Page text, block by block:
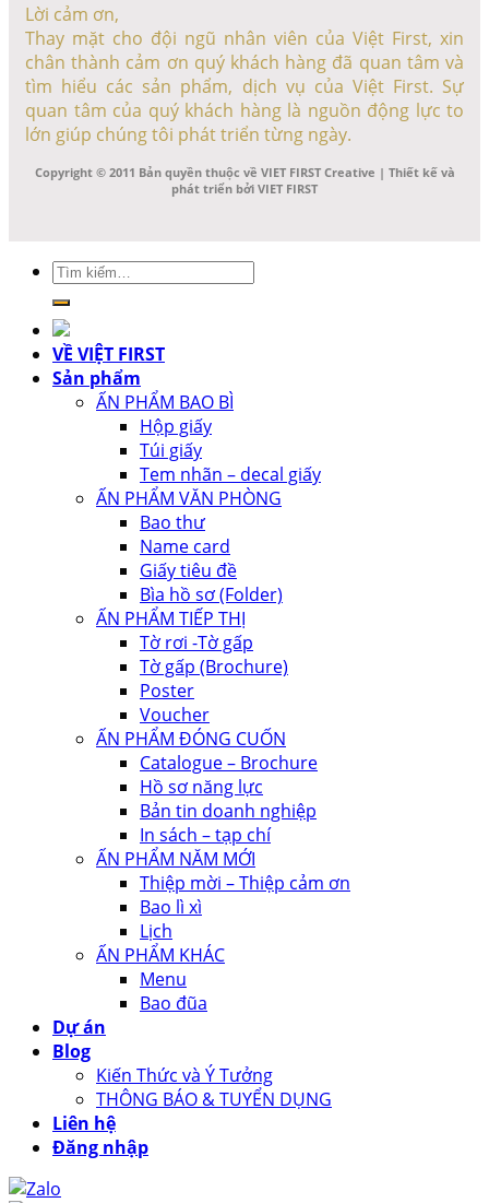
Lời cảm ơn,
Thay mặt cho đội ngũ nhân viên của Việt First, xin
chân thành cảm ơn quý khách hàng đã quan tâm và
tìm hiểu các sản phẩm, dịch vụ của Việt First. Sự
quan tâm của quý khách hàng là nguồn động lực to
lớn giúp chúng tôi phát triển từng ngày.
Copyright © 2011 Bản quyền thuộc về VIET FIRST Creative | Thiết kế và
phát triển bởi VIET FIRST
Tìm
kiếm:
VỀ VIỆT FIRST
Sản phẩm
ẤN PHẨM BAO BÌ
Hộp giấy
Túi giấy
Tem nhãn – decal giấy
ẤN PHẨM VĂN PHÒNG
Bao thư
Name card
Giấy tiêu đề
Bìa hồ sơ (Folder)
ẤN PHẨM TIẾP THỊ
Tờ rơi -Tờ gấp
Tờ gấp (Brochure)
Poster
Voucher
ẤN PHẨM ĐÓNG CUỐN
Catalogue – Brochure
Hồ sơ năng lực
Bản tin doanh nghiệp
In sách – tạp chí
ẤN PHẨM NĂM MỚI
Thiệp mời – Thiệp cảm ơn
Bao lì xì
Lịch
ẤN PHẨM KHÁC
Menu
Bao đũa
Dự án
Blog
Kiến Thức và Ý Tưởng
THÔNG BÁO & TUYỂN DỤNG
Liên hệ
Đăng nhập